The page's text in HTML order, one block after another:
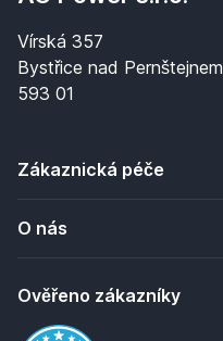
Vírská 357
Bystřice nad Pernštejnem
593 01
Zákaznická péče
O nás
Ověřeno zákazníky